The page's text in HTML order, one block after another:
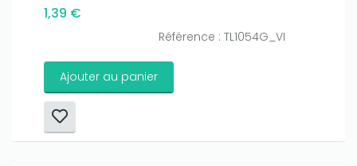
1,39 €
Référence : TL1054G_VI
Ajouter au panier